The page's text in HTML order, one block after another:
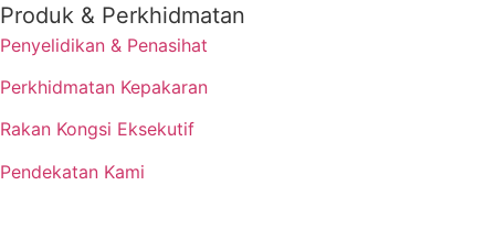
Produk & Perkhidmatan
Penyelidikan & Penasihat
Perkhidmatan Kepakaran
Rakan Kongsi Eksekutif
Pendekatan Kami